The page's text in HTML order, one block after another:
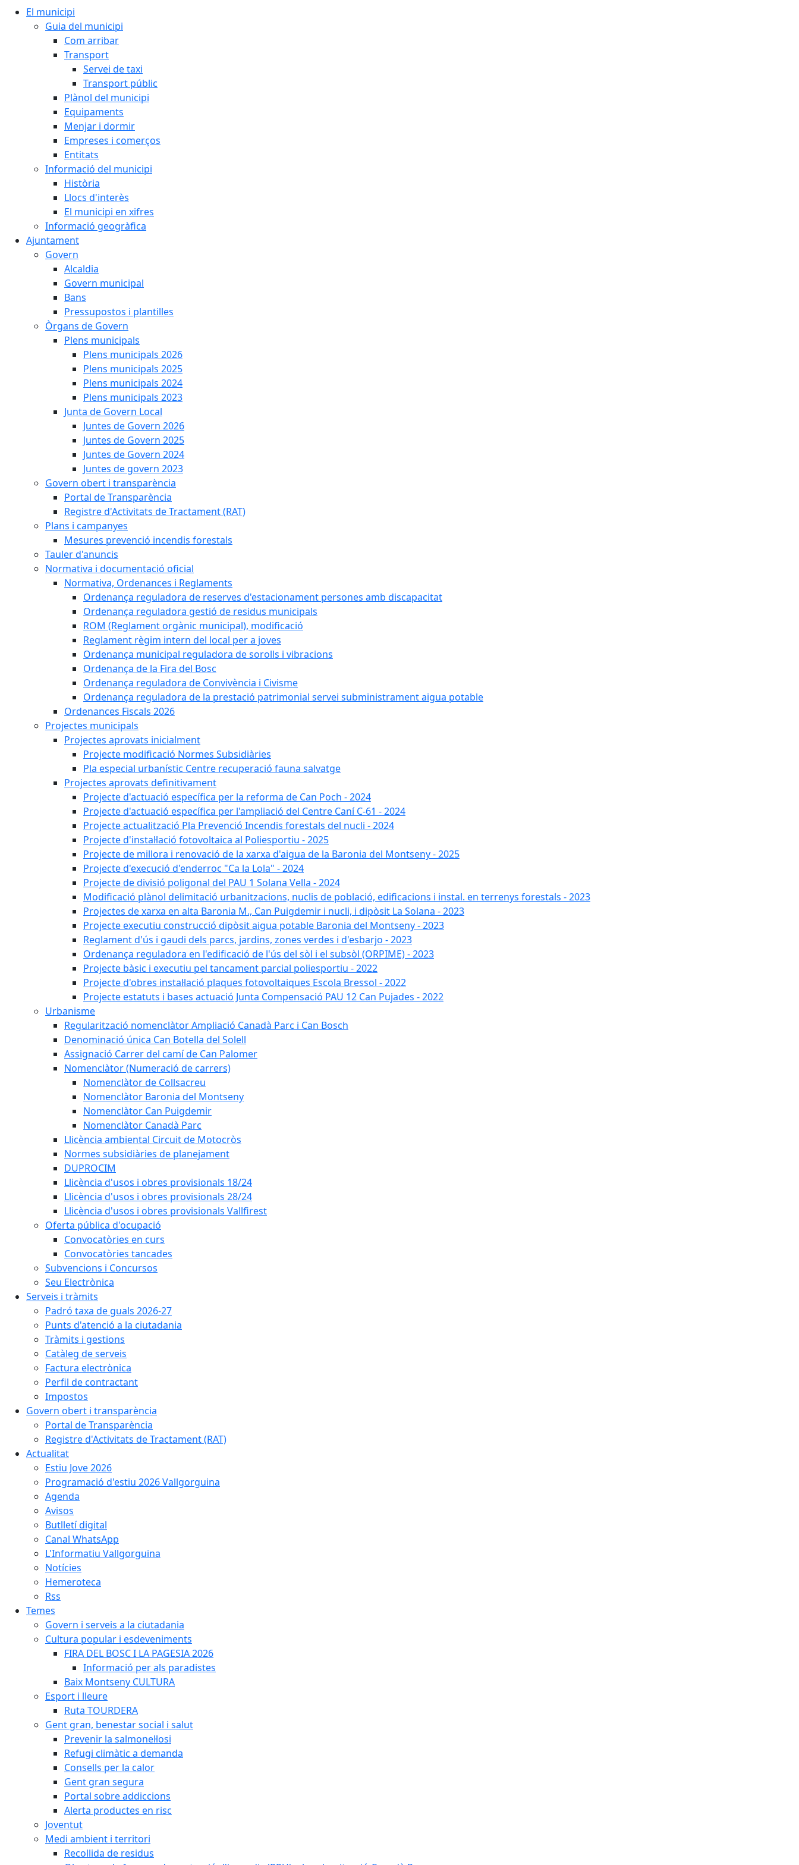
El municipi
Guia del municipi
Com arribar
Transport
Servei de taxi
Transport públic
Plànol del municipi
Equipaments
Menjar i dormir
Empreses i comerços
Entitats
Informació del municipi
Història
Llocs d'interès
El municipi en xifres
Informació geogràfica
Ajuntament
Govern
Alcaldia
Govern municipal
Bans
Pressupostos i plantilles
Òrgans de Govern
Plens municipals
Plens municipals 2026
Plens municipals 2025
Plens municipals 2024
Plens municipals 2023
Junta de Govern Local
Juntes de Govern 2026
Juntes de Govern 2025
Juntes de Govern 2024
Juntes de govern 2023
Govern obert i transparència
Portal de Transparència
Registre d'Activitats de Tractament (RAT)
Plans i campanyes
Mesures prevenció incendis forestals
Tauler d'anuncis
Normativa i documentació oficial
Normativa, Ordenances i Reglaments
Ordenança reguladora de reserves d'estacionament persones amb discapacitat
Ordenança reguladora gestió de residus municipals
ROM (Reglament orgànic municipal), modificació
Reglament règim intern del local per a joves
Ordenança municipal reguladora de sorolls i vibracions
Ordenança de la Fira del Bosc
Ordenança reguladora de Convivència i Civisme
Ordenança reguladora de la prestació patrimonial servei subministrament aigua potable
Ordenances Fiscals 2026
Projectes municipals
Projectes aprovats inicialment
Projecte modificació Normes Subsidiàries
Pla especial urbanístic Centre recuperació fauna salvatge
Projectes aprovats definitivament
Projecte d'actuació específica per la reforma de Can Poch - 2024
Projecte d'actuació específica per l'ampliació del Centre Caní C-61 - 2024
Projecte actualització Pla Prevenció Incendis forestals del nucli - 2024
Projecte d'instal·lació fotovoltaica al Poliesportiu - 2025
Projecte de millora i renovació de la xarxa d'aigua de la Baronia del Montseny - 2025
Projecte d'execució d'enderroc "Ca la Lola" - 2024
Projecte de divisió poligonal del PAU 1 Solana Vella - 2024
Modificació plànol delimitació urbanitzacions, nuclis de població, edificacions i instal. en terrenys forestals - 2023
Projectes de xarxa en alta Baronia M., Can Puigdemir i nucli, i dipòsit La Solana - 2023
Projecte executiu construcció dipòsit aigua potable Baronia del Montseny - 2023
Reglament d'ús i gaudi dels parcs, jardins, zones verdes i d'esbarjo - 2023
Ordenança reguladora en l'edificació de l'ús del sòl i el subsòl (ORPIME) - 2023
Projecte bàsic i executiu pel tancament parcial poliesportiu - 2022
Projecte d'obres instal·lació plaques fotovoltaiques Escola Bressol - 2022
Projecte estatuts i bases actuació Junta Compensació PAU 12 Can Pujades - 2022
Urbanisme
Regularització nomenclàtor Ampliació Canadà Parc i Can Bosch
Denominació única Can Botella del Solell
Assignació Carrer del camí de Can Palomer
Nomenclàtor (Numeració de carrers)
Nomenclàtor de Collsacreu
Nomenclàtor Baronia del Montseny
Nomenclàtor Can Puigdemir
Nomenclàtor Canadà Parc
Llicència ambiental Circuit de Motocròs
Normes subsidiàries de planejament
DUPROCIM
Llicència d'usos i obres provisionals 18/24
Llicència d'usos i obres provisionals 28/24
Llicència d'usos i obres provisionals Vallfirest
Oferta pública d'ocupació
Convocatòries en curs
Convocatòries tancades
Subvencions i Concursos
Seu Electrònica
Serveis i tràmits
Padró taxa de guals 2026-27
Punts d'atenció a la ciutadania
Tràmits i gestions
Catàleg de serveis
Factura electrònica
Perfil de contractant
Impostos
Govern obert i transparència
Portal de Transparència
Registre d'Activitats de Tractament (RAT)
Actualitat
Estiu Jove 2026
Programació d'estiu 2026 Vallgorguina
Agenda
Avisos
Butlletí digital
Canal WhatsApp
L'Informatiu Vallgorguina
Notícies
Hemeroteca
Rss
Temes
Govern i serveis a la ciutadania
Cultura popular i esdeveniments
FIRA DEL BOSC I LA PAGESIA 2026
Informació per als paradistes
Baix Montseny CULTURA
Esport i lleure
Ruta TOURDERA
Gent gran, benestar social i salut
Prevenir la salmonel·losi
Refugi climàtic a demanda
Consells per la calor
Gent gran segura
Portal sobre addiccions
Alerta productes en risc
Joventut
Medi ambient i territori
Recollida de residus